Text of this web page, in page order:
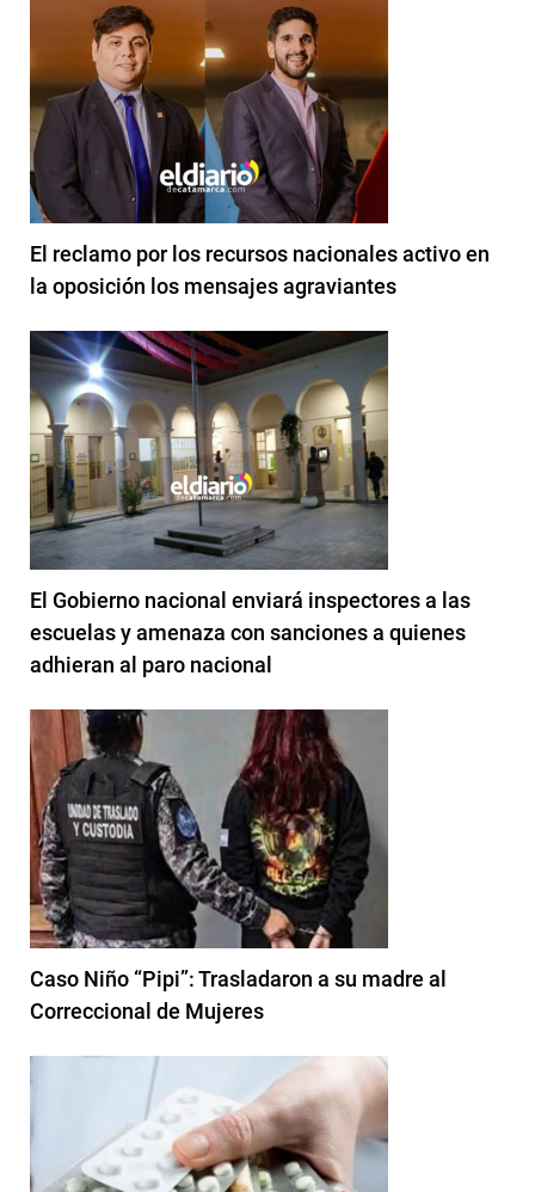
El reclamo por los recursos nacionales activo en
la oposición los mensajes agraviantes
El Gobierno nacional enviará inspectores a las
escuelas y amenaza con sanciones a quienes
adhieran al paro nacional
Caso Niño “Pipi”: Trasladaron a su madre al
Correccional de Mujeres